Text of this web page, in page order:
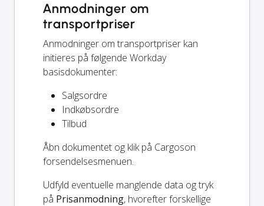
Anmodninger om
transportpriser
Anmodninger om transportpriser kan
initieres på følgende Workday
basisdokumenter:
Salgsordre
Indkøbsordre
Tilbud
Åbn dokumentet og klik på Cargoson
forsendelsesmenuen.
Udfyld eventuelle manglende data og tryk
på Prisanmodning, hvorefter forskellige